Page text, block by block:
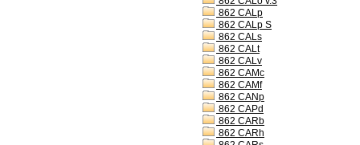
862 CALp
862 CALp S
862 CALs
862 CALt
862 CALv
862 CAMc
862 CAMf
862 CANp
862 CAPd
862 CARb
862 CARh